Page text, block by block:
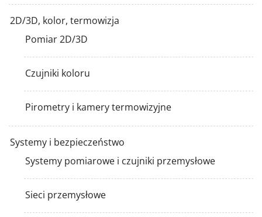
2D/3D, kolor, termowizja
Pomiar 2D/3D
Czujniki koloru
Pirometry i kamery termowizyjne
Systemy i bezpieczeństwo
Systemy pomiarowe i czujniki przemysłowe
Sieci przemysłowe